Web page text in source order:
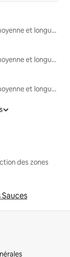
Locations moyenne et longue durée
Locations moyenne et longue durée
Locations moyenne et longue durée
des zones
Sauces